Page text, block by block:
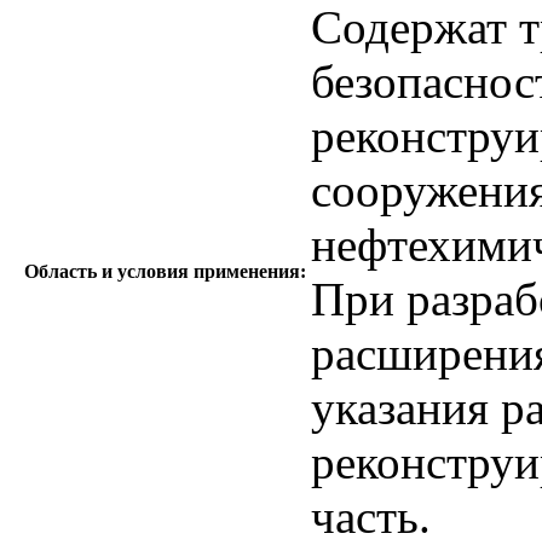
Область и условия применения:
Содержат
При
указания
часть.